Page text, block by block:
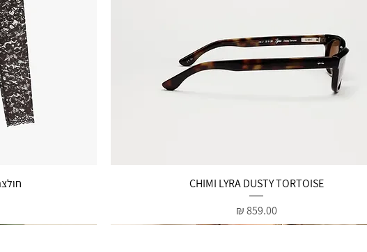
תצוגה מהירה
CHIMI LYRA DUSTY TORTOISE
מחיר‏859.00 ‏₪